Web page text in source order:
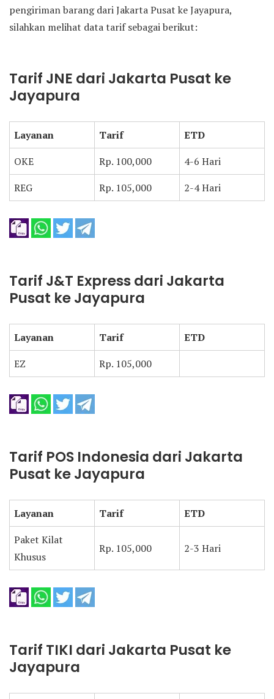
pengiriman barang dari Jakarta Pusat ke Jayapura,
silahkan melihat data tarif sebagai berikut:
Tarif JNE dari Jakarta Pusat ke
Jayapura
Layanan Tarif
ETD
OKE
Rp. 100,000
4-6 Hari
REG
Rp. 105,000 2-4 Hari
Tarif J&T Express dari Jakarta
Pusat ke Jayapura
Layanan Tarif
ETD
EZ
Rp. 105,000
Tarif POS Indonesia dari Jakarta
Pusat ke Jayapura
Layanan Tarif
ETD
Paket Kilat
Khusus
Rp. 105,000 2-3 Hari
Tarif TIKI dari Jakarta Pusat ke
Jayapura